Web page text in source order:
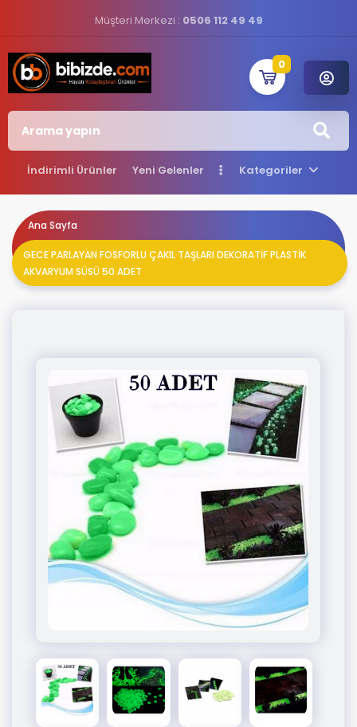
Müşteri Merkezi : 0506 112 49 49
0
İndirimli Ürünler Yeni Gelenler Kategoriler
Ana Sayfa
GECE PARLAYAN FOSFORLU ÇAKIL TAŞLARI DEKORATİF PLASTİK
AKVARYUM SÜSÜ 50 ADET